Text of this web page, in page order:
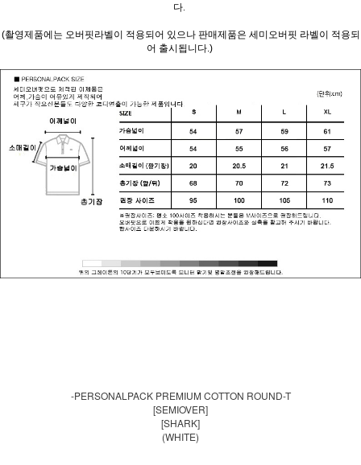
다.
(촬영제품에는 오버핏라벨이 적용되어 있으나 판매제품은 세미오버핏 라벨이 적용되
어 출시됩니다.)
-PERSONALPACK PREMIUM COTTON ROUND-T
[SEMIOVER]
[SHARK]
(WHITE)